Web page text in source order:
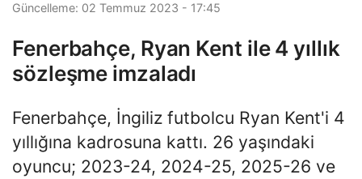
Güncelleme: 02 Temmuz 2023 - 17:45
Fenerbahçe, Ryan Kent ile 4 yıllık
sözleşme imzaladı
Fenerbahçe, İngiliz futbolcu Ryan Kent'i 4
yıllığına kadrosuna kattı. 26 yaşındaki
oyuncu; 2023-24, 2024-25, 2025-26 ve